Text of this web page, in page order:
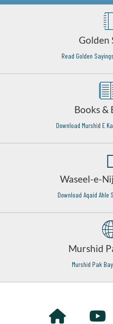
Golden
Read Golden
Books &
Download Murshid E
Waseel-e-
Download Aqaid Ahle
Murshid
Murshid Pak